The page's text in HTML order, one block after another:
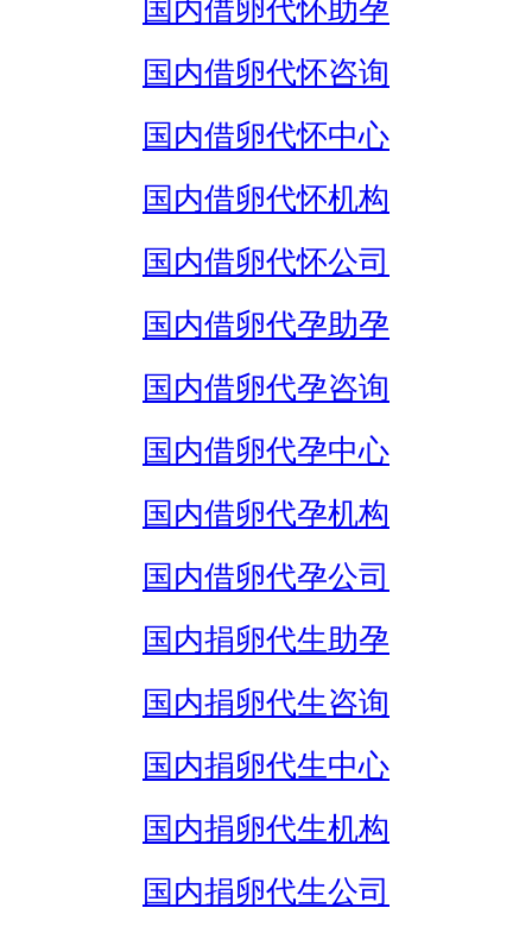
国内借卵代怀助孕
国内借卵代怀咨询
国内借卵代怀中心
国内借卵代怀机构
国内借卵代怀公司
国内借卵代孕助孕
国内借卵代孕咨询
国内借卵代孕中心
国内借卵代孕机构
国内借卵代孕公司
国内捐卵代生助孕
国内捐卵代生咨询
国内捐卵代生中心
国内捐卵代生机构
国内捐卵代生公司